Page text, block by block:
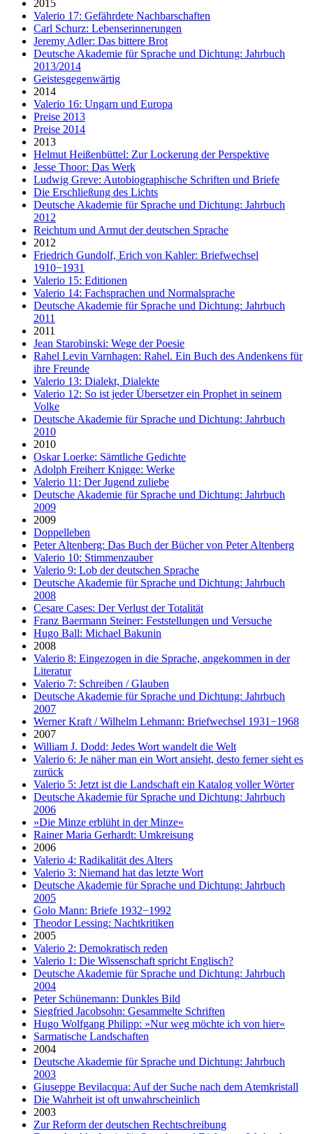
2015
Valerio 17: Gefährdete Nachbarschaften
Carl Schurz: Lebenserinnerungen
Jeremy Adler: Das bittere Brot
Deutsche Akademie für Sprache und Dichtung: Jahrbuch
2013/2014
Geistesgegenwärtig
2014
Valerio 16: Ungarn und Europa
Preise 2013
Preise 2014
2013
Helmut Heißenbüttel: Zur Lockerung der Perspektive
Jesse Thoor: Das Werk
Ludwig Greve: Autobiographische Schriften und Briefe
Die Erschließung des Lichts
Deutsche Akademie für Sprache und Dichtung: Jahrbuch
2012
Reichtum und Armut der deutschen Sprache
2012
Friedrich Gundolf, Erich von Kahler: Briefwechsel
1910−1931
Valerio 15: Editionen
Valerio 14: Fachsprachen und Normalsprache
Deutsche Akademie für Sprache und Dichtung: Jahrbuch
2011
2011
Jean Starobinski: Wege der Poesie
Rahel Levin Varnhagen: Rahel. Ein Buch des Andenkens für
ihre Freunde
Valerio 13: Dialekt, Dialekte
Valerio 12: So ist jeder Übersetzer ein Prophet in seinem
Volke
Deutsche Akademie für Sprache und Dichtung: Jahrbuch
2010
2010
Oskar Loerke: Sämtliche Gedichte
Adolph Freiherr Knigge: Werke
Valerio 11: Der Jugend zuliebe
Deutsche Akademie für Sprache und Dichtung: Jahrbuch
2009
2009
Doppelleben
Peter Altenberg: Das Buch der Bücher von Peter Altenberg
Valerio 10: Stimmenzauber
Valerio 9: Lob der deutschen Sprache
Deutsche Akademie für Sprache und Dichtung: Jahrbuch
2008
Cesare Cases: Der Verlust der Totalität
Franz Baermann Steiner: Feststellungen und Versuche
Hugo Ball: Michael Bakunin
2008
Valerio 8: Eingezogen in die Sprache, angekommen in der
Literatur
Valerio 7: Schreiben / Glauben
Deutsche Akademie für Sprache und Dichtung: Jahrbuch
2007
Werner Kraft / Wilhelm Lehmann: Briefwechsel 1931−1968
2007
William J. Dodd: Jedes Wort wandelt die Welt
Valerio 6: Je näher man ein Wort ansieht, desto ferner sieht es
zurück
Valerio 5: Jetzt ist die Landschaft ein Katalog voller Wörter
Deutsche Akademie für Sprache und Dichtung: Jahrbuch
2006
»Die Minze erblüht in der Minze«
Rainer Maria Gerhardt: Umkreisung
2006
Valerio 4: Radikalität des Alters
Valerio 3: Niemand hat das letzte Wort
Deutsche Akademie für Sprache und Dichtung: Jahrbuch
2005
Golo Mann: Briefe 1932−1992
Theodor Lessing: Nachtkritiken
2005
Valerio 2: Demokratisch reden
Valerio 1: Die Wissenschaft spricht Englisch?
Deutsche Akademie für Sprache und Dichtung: Jahrbuch
2004
Peter Schünemann: Dunkles Bild
Siegfried Jacobsohn: Gesammelte Schriften
Hugo Wolfgang Philipp: »Nur weg möchte ich von hier«
Sarmatische Landschaften
2004
Deutsche Akademie für Sprache und Dichtung: Jahrbuch
2003
Giuseppe Bevilacqua: Auf der Suche nach dem Atemkristall
Die Wahrheit ist oft unwahrscheinlich
2003
Zur Reform der deutschen Rechtschreibung